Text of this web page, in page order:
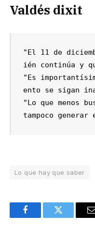
Valdés dixit
"El 11 de
ién continúa y
"Es
ento se sigan
"Lo que menos
tampoco generar
Lo que hay que saber
FacebookTwitter